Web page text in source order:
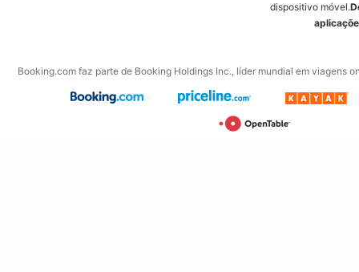
dispositivo móvel.
Booking.com faz parte de Booking Holdings Inc., líder mundial em viagens